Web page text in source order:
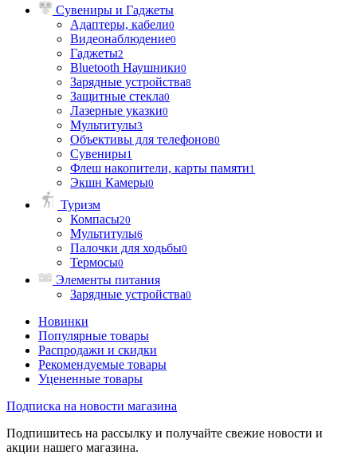
Сувениры и Гаджеты
Адаптеры, кабели0
Видеонаблюдение0
Гаджеты2
Bluetooth Наушники0
Зарядные устройства8
Защитные стекла0
Лазерные указки0
Мультитулы3
Объективы для телефонов0
Сувениры1
Флеш накопители, карты памяти1
Экшн Камеры0
Туризм
Компасы20
Мультитулы6
Палочки для ходьбы0
Термосы0
Элементы питания
Зарядные устройства0
Новинки
Популярные товары
Распродажи и скидки
Рекомендуемые товары
Уцененные товары
Подписка на новости магазина
Подпишитесь на рассылку и получайте свежие новости и
акции нашего магазина.